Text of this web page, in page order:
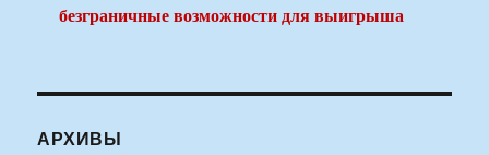
безграничные возможности для выигрыша
АРХИВЫ